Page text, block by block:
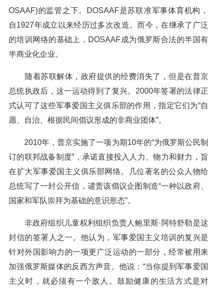
OSAAF)的监管之下。DOSAAF是苏联准军事体育机构，
自1927年成立以来经历过多次改造。而今，在继承了广泛
的培训网络的基础上，DOSAAF成为俄罗斯合法的半国有
半商业化企业。
随着苏联解体，政府提供的经费消失了，但是在普京
总统执政后，这一运动得到了复兴。2000年签署的法律正
式认可了这些军事爱国主义俱乐部的作用，指定它们为“自
愿、自治、根据民间倡议形成的非商业团体”。
2010年，普京实施了一项为期10年的“为俄罗斯公民制
订的联邦战备制度”，承诺直接投入人力、物力和财力，旨
在扩大军事爱国主义俱乐部网络。几位著名的公众人物给
总统写了一封公开信，谴责该倡议企图制造“一种以政府、
国家和军队崇拜为基础的意识形态”。
非政府组织儿童权利组织负责人鲍里斯·阿特舒勒是这
封信的签署人之一。他认为，军事爱国主义培训的复兴是
针对外国影响力的一项更广泛运动的一部分，经常被用来
加强俄罗斯媒体的反西方声音。他说：“当你提到军事爱国
主义时，就必须有一个敌人。鼓励健康的生活方式是对